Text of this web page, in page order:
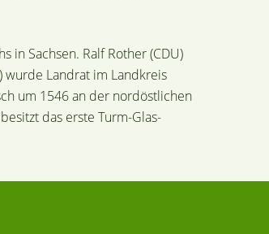
in Sachsen. Ralf Rother (CDU)
Landrat im Landkreis
um 1546 an der nordöstlichen
das erste Turm-Glas-